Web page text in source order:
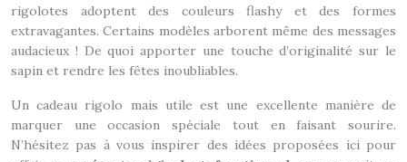
rigolotes adoptent des couleurs flashy et des formes
extravagantes. Certains modèles arborent même des messages
audacieux ! De quoi apporter une touche d’originalité sur le
sapin et rendre les fêtes inoubliables.
Un cadeau rigolo mais utile est une excellente manière de
marquer une occasion spéciale tout en faisant sourire.
N’hésitez pas à vous inspirer des idées proposées ici pour